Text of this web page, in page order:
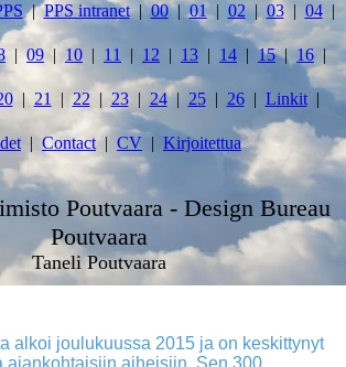
PPS intranet 00 01 02 03 04
09 10 11 12 13 14 15 16
21 22 23 24 25 26 Linkit
Contact CV Kirjoitettua
Poutvaara - Design Bureau
Poutvaara
Taneli Poutvaara
alkoi joulukuussa 2015 ja on keskittynyt
ajankohtaisiin aiheisiin. Sen 300.